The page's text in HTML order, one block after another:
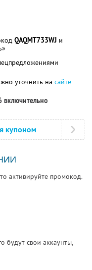
QAQMT733WJ и
уточнить на сайте
включительно
купоном
активируйте промокод.
будут свои аккаунты,